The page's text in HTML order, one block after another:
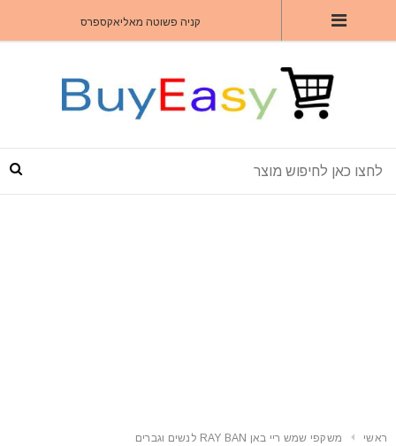
קניה פשוטה מאליאקספרס
ראשי משקפי שמש ריי באן RAY BAN לנשים וגברים